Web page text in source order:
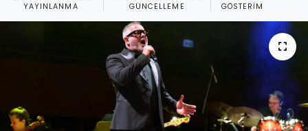
YAYINLANMA GÜNCELLEME GÖSTERIM